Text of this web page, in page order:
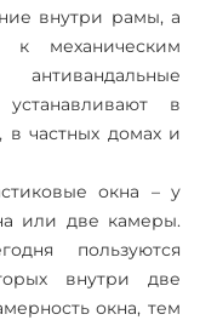
внутри рамы, а
к механическим
устанавливают в
в частных домах и
окна – у
или две камеры.
пользуются
внутри две
окна, тем